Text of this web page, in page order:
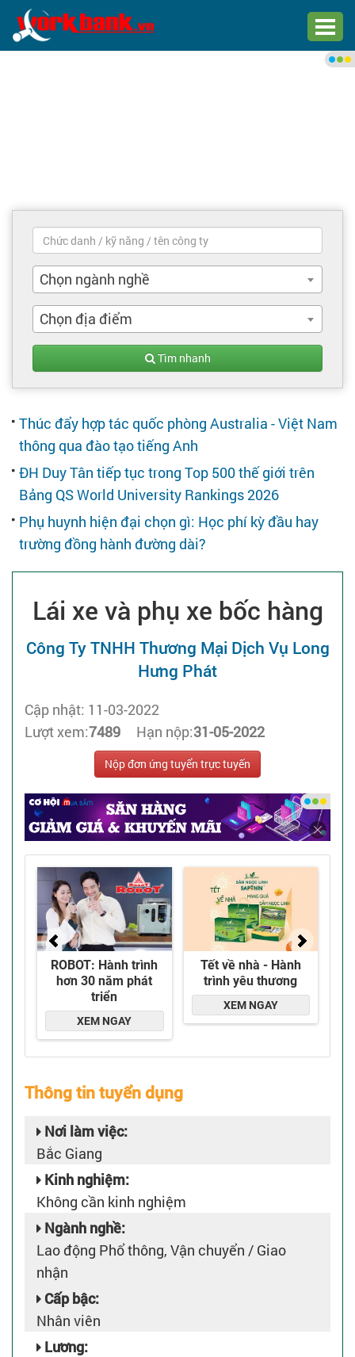
Trang chủ
Việc làm mới nhất
Tìm việc làm
Nhà tuyển dụng
Chọn ngành nghề
Chọn địa điểm
Tìm nhanh
Thúc đẩy hợp tác quốc phòng Australia - Việt Nam
thông qua đào tạo tiếng Anh
ĐH Duy Tân tiếp tục trong Top 500 thế giới trên
Bảng QS World University Rankings 2026
Phụ huynh hiện đại chọn gì: Học phí kỳ đầu hay
trường đồng hành đường dài?
Lái xe và phụ xe bốc hàng
Công Ty TNHH Thương Mại Dịch Vụ Long
Hưng Phát
Cập nhật: 11-03-2022
Lượt xem:7489 Hạn nộp:31-05-2022
Nộp đơn ứng tuyển trực tuyến
Thông tin tuyển dụng
Nơi làm việc:
Bắc Giang
Kinh nghiệm:
Không cần kinh nghiệm
Ngành nghề:
Lao động Phổ thông, Vận chuyển / Giao
nhận
Cấp bậc:
Nhân viên
Lương: